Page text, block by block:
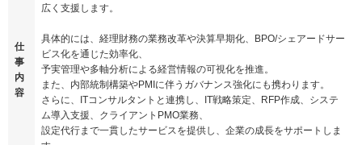
仕
事
内
容
広く支援します。
具体的には、経理財務の業務改革や決算早期化、BPO/シェアードサー
ビス化を通じた効率化、
予実管理や多軸分析による経営情報の可視化を推進。
また、内部統制構築やPMIに伴うガバナンス強化にも携わります。
さらに、ITコンサルタントと連携し、IT戦略策定、RFP作成、システ
ム導入支援、クライアントPMO業務、
設定代行まで一貫したサービスを提供し、企業の成長をサポートしま